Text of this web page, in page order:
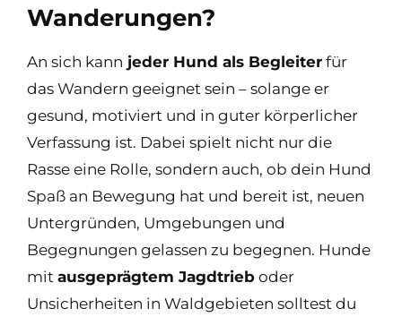
Wanderungen?
An sich kann jeder Hund als Begleiter für
das Wandern geeignet sein – solange er
gesund, motiviert und in guter körperlicher
Verfassung ist. Dabei spielt nicht nur die
Rasse eine Rolle, sondern auch, ob dein Hund
Spaß an Bewegung hat und bereit ist, neuen
Untergründen, Umgebungen und
Begegnungen gelassen zu begegnen. Hunde
mit ausgeprägtem Jagdtrieb oder
Unsicherheiten in Waldgebieten solltest du